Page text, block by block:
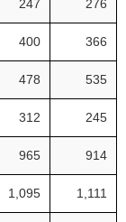
247 276
400 366
478 535
312 245
965 914
1,095 1,111